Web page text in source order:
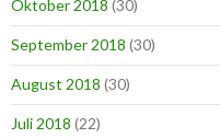
Oktober 2018 (30)
September 2018 (30)
August 2018 (30)
Juli 2018 (22)